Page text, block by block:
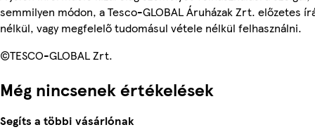
semmilyen módon, a Tesco-GLOBAL Áruházak Zrt. előzetes
nélkül, vagy megfelelő tudomásul vétele nélkül felhasználni.
©TESCO-GLOBAL Zrt.
Még nincsenek értékelések
Segíts a többi vásárlónak